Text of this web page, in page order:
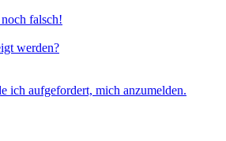
falsch!
werden?
ich aufgefordert, mich anzumelden.